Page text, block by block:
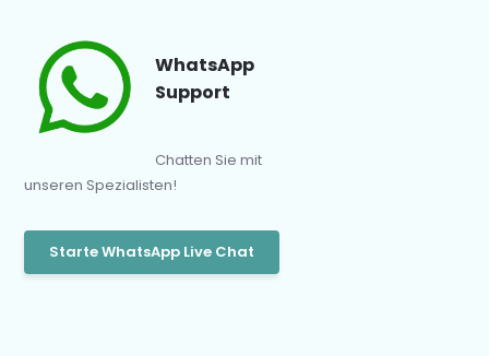
WhatsApp
Support
Chatten Sie mit
unseren Spezialisten!
Starte WhatsApp Live Chat